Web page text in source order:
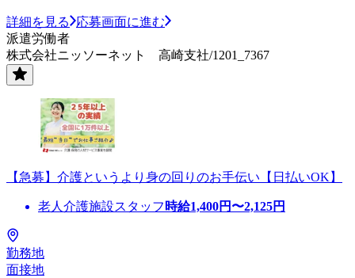
詳細を見る
応募画面に進む
派遣労働者
株式会社ニッソーネット 高崎支社/1201_7367
【急募】介護というより身の回りのお手伝い【日払いOK】
老人介護施設スタッフ 時給1,400円〜2,125円
勤務地
面接地